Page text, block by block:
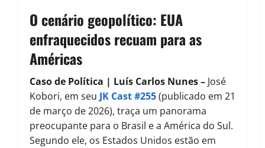
O cenário geopolítico: EUA
enfraquecidos recuam para as
Américas
Caso de Política | Luís Carlos Nunes – José
Kobori, em seu JK Cast #255(publicado em 21
de março de 2026), traça um panorama
preocupante para o Brasil e a América do Sul.
Segundo ele, os Estados Unidos estão em